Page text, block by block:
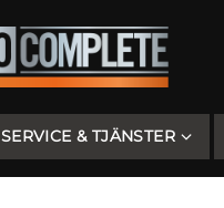
SERVICE & TJÄNSTER